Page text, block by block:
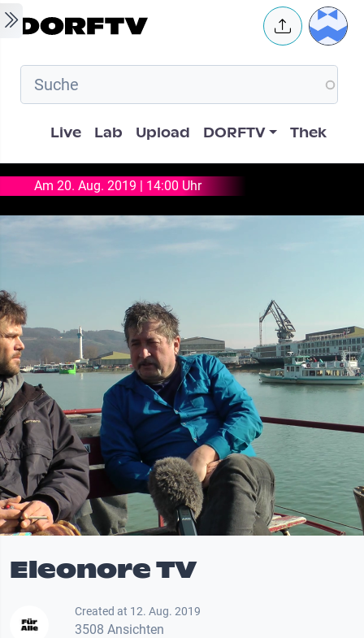
Skip to main content User
Hauptnavigation
Live Lab Upload DORFTV Thek
Am 20. Aug. 2019 | 14:00 Uhr
Eleonore TV
Created at 12. Aug. 2019
3508 Ansichten